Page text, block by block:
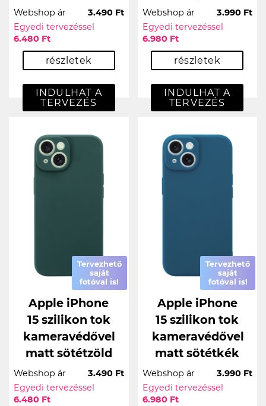
Webshop ár
3.490 Ft
Egyedi tervezéssel
6.480 Ft
részletek
INDULHAT A
TERVEZÉS
Webshop ár
3.990 Ft
Egyedi tervezéssel
6.980 Ft
részletek
INDULHAT A
TERVEZÉS
Tervezhető
saját
fotóval is!
Apple iPhone
15 szilikon tok
kameravédővel
matt sötétzöld
Webshop ár
3.490 Ft
Egyedi tervezéssel
6.480 Ft
Tervezhető
saját
fotóval is!
Apple iPhone
15 szilikon tok
kameravédővel
matt sötétkék
Webshop ár
3.990 Ft
Egyedi tervezéssel
6.980 Ft